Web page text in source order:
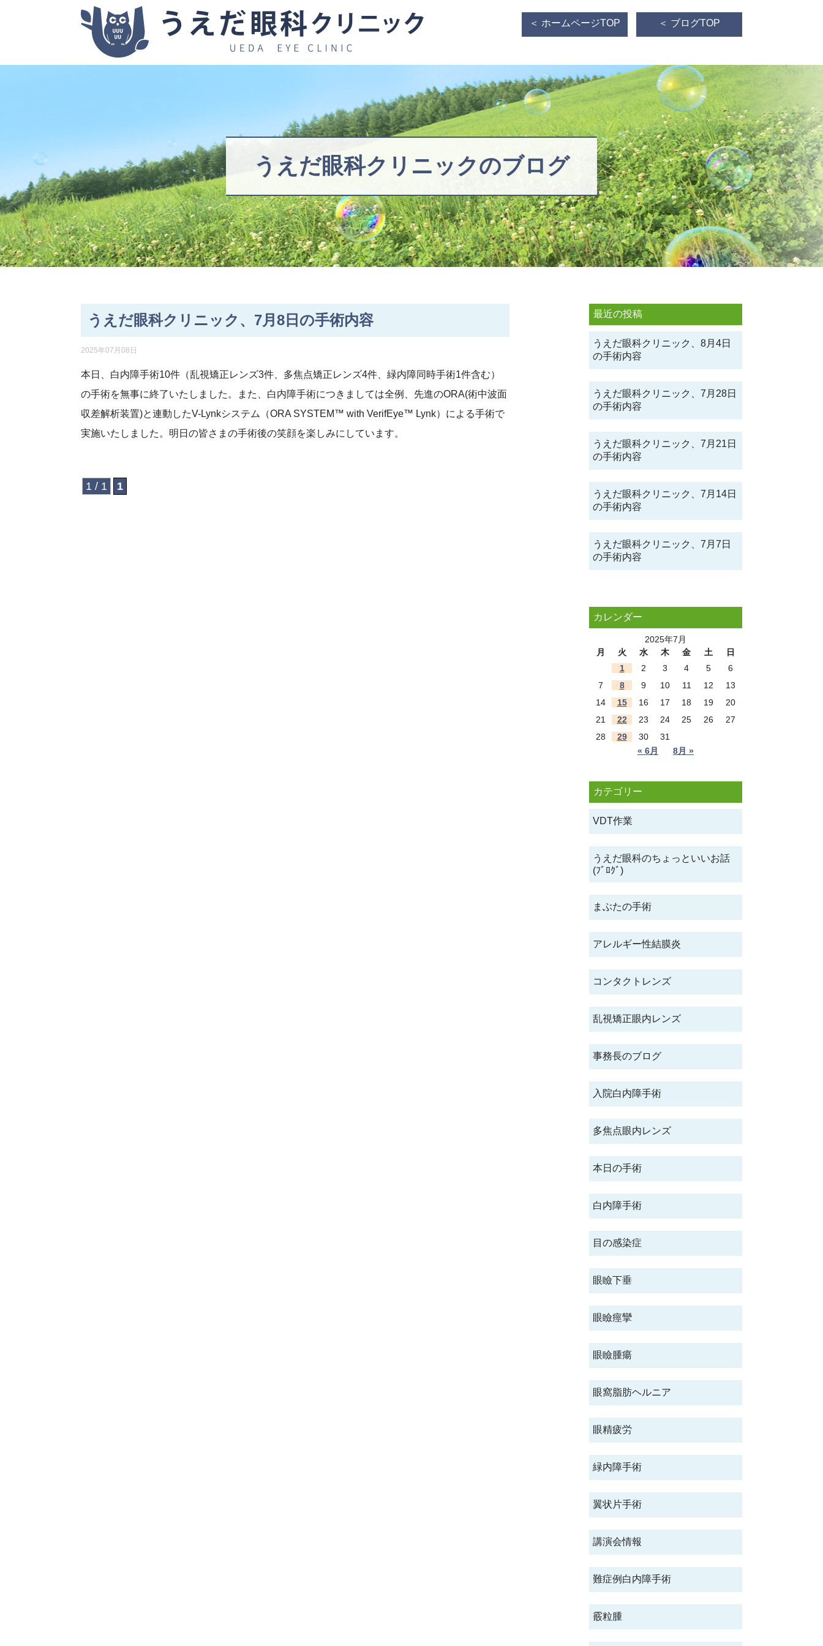
＜ ホームページTOP ＜ ブログTOP
うえだ眼科クリニックのブログ
最近の投稿
うえだ眼科クリニック、8月4日
の手術内容
うえだ眼科クリニック、7月28日
の手術内容
うえだ眼科クリニック、7月21日
の手術内容
うえだ眼科クリニック、7月14日
の手術内容
うえだ眼科クリニック、7月7日
の手術内容
カレンダー
2025年7月
月
火 水 木 金 土
日
1
2 3 4 5
6
7
8 9 10 11 12
13
14
15 16 17 18 19
20
21
22 23 24 25 26
27
28
29 30
31
« 6月
8月 »
カテゴリー
VDT作業
うえだ眼科のちょっといいお話
(ﾌﾞﾛｸﾞ)
まぶたの手術
アレルギー性結膜炎
コンタクトレンズ
乱視矯正眼内レンズ
事務長のブログ
入院白内障手術
多焦点眼内レンズ
本日の手術
白内障手術
目の感染症
眼瞼下垂
眼瞼痙攣
眼瞼腫瘍
眼窩脂肪ヘルニア
眼精疲労
緑内障手術
翼状片手術
講演会情報
難症例白内障手術
霰粒腫
うえだ眼科クリニック、7月8日の手術内容
2025年07月08日
本日、白内障手術10件（乱視矯正レンズ3件、多焦点矯正レンズ4件、緑内障同時手術1件含む）
の手術を無事に終了いたしました。また、白内障手術につきましては全例、先進のORA(術中波面
収差解析装置)と連動したV-Lynkシステム（ORA SYSTEM™ with VerifEye™ Lynk）による手術で
実施いたしました。明日の皆さまの手術後の笑顔を楽しみにしています。
1 / 1 1